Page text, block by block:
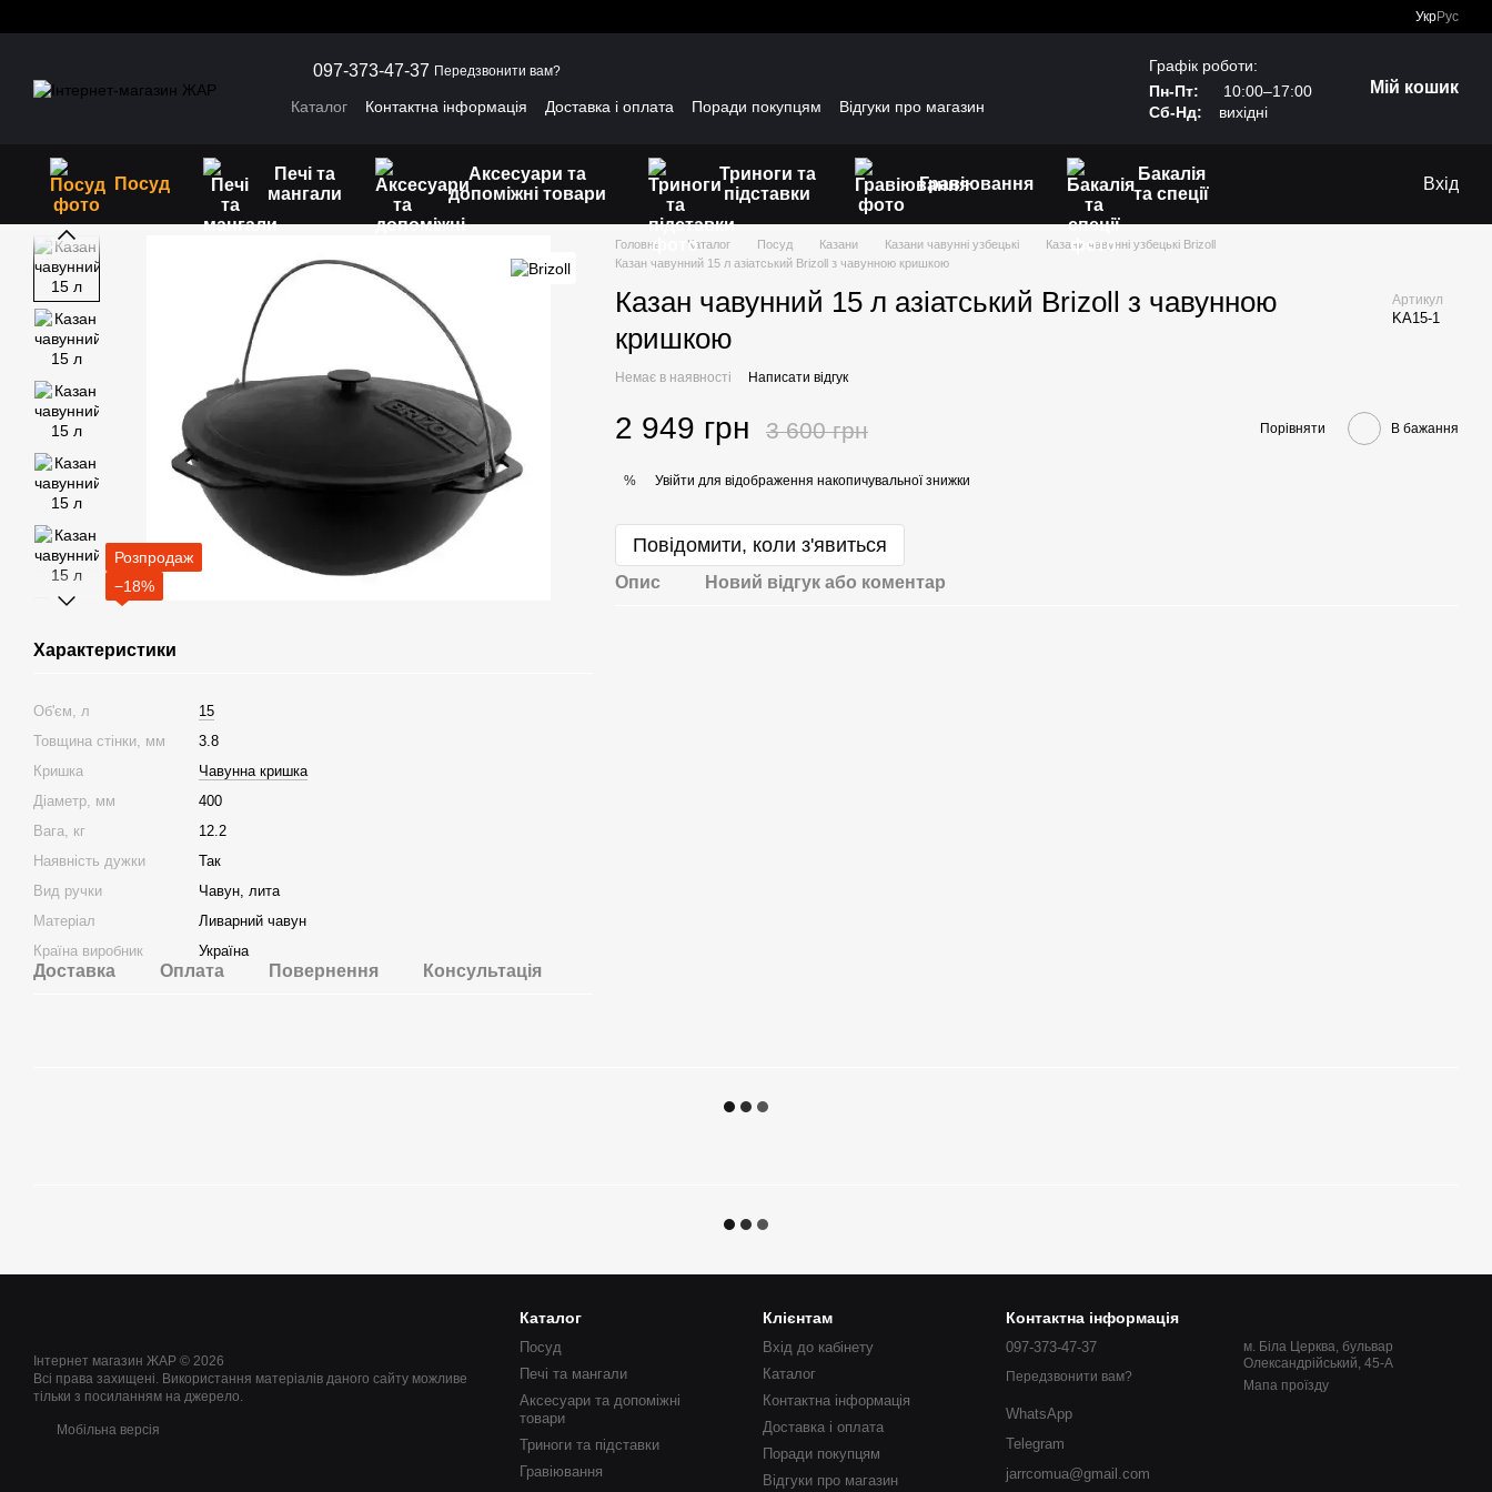
УкрРус
097-373-47-37 Передзвонити вам?
Каталог Контактна інформація Доставка і оплата Поради покупцям
Відгуки про магазин
Графік роботи:
Пн-Пт:
10:00–17:00
Сб-Нд:
вихідні
Мій кошик
Посуд
Печі та
мангали
Аксесуари та
допоміжні товари
Триноги та
підставки
Гравіювання
Бакалія
та спеції
Вхід
Розпродаж
−18%
Характеристики
Об'єм, л
15
Товщина стінки, мм
3.8
Кришка
Чавунна кришка
Діаметр, мм
400
Вага, кг
12.2
Наявність дужки
Так
Вид ручки
Чавун, лита
Матеріал
Ливарний чавун
Країна виробник
Україна
Доставка Оплата Повернення Консультація
Головна Каталог Посуд Казани Казани чавунні узбецькі
Казани чавунні узбецькі Brizoll
Казан чавунний 15 л азіатський Brizoll з чавунною кришкою
Казан чавунний 15 л азіатський Brizoll з чавунною
кришкою
Артикул
KA15-1
Немає в наявності Написати відгук
2 949 грн 3 600 грн Порівняти В бажання
% Увійти для відображення накопичувальної знижки
Повідомити, коли з'явиться
Опис Новий відгук або коментар
Інтернет магазин ЖАР © 2026
Всі права захищені. Використання матеріалів даного сайту можливе
тільки з посиланням на джерело.
Мобільна версія
Каталог
Посуд
Печі та мангали
Аксесуари та допоміжні
товари
Триноги та підставки
Гравіювання
Клієнтам
Вхід до кабінету
Каталог
Контактна інформація
Доставка і оплата
Поради покупцям
Відгуки про магазин
Контактна інформація
097-373-47-37
Передзвонити вам?
WhatsApp
Telegram
jarrcomua@gmail.com
м. Біла Церква, бульвар
Олександрійський, 45-А
Мапа проїзду